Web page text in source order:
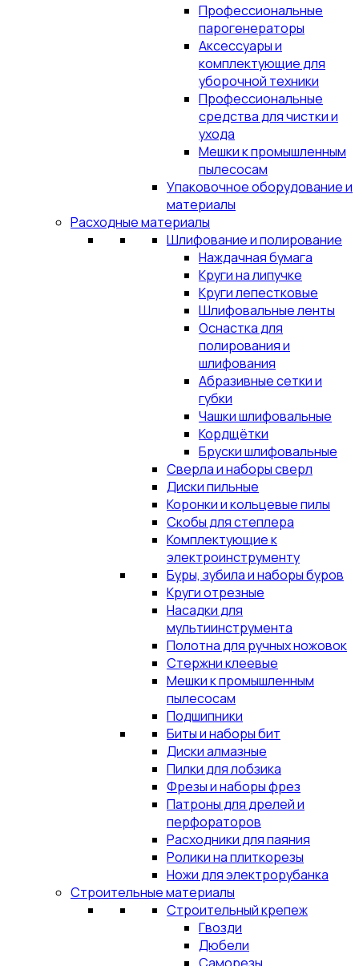
Профессиональные
парогенераторы
Аксессуары и
комплектующие для
уборочной техники
Профессиональные
средства для чистки и
ухода
Мешки к промышленным
пылесосам
Упаковочное оборудование и
материалы
Расходные материалы
Шлифование и полирование
Наждачная бумага
Круги на липучке
Круги лепестковые
Шлифовальные ленты
Оснастка для
полирования и
шлифования
Абразивные сетки и
губки
Чашки шлифовальные
Кордщётки
Бруски шлифовальные
Сверла и наборы сверл
Диски пильные
Коронки и кольцевые пилы
Скобы для степлера
Комплектующие к
электроинструменту
Буры, зубила и наборы буров
Круги отрезные
Насадки для
мультиинструмента
Полотна для ручных ножовок
Стержни клеевые
Мешки к промышленным
пылесосам
Подшипники
Биты и наборы бит
Диски алмазные
Пилки для лобзика
Фрезы и наборы фрез
Патроны для дрелей и
перфораторов
Расходники для паяния
Ролики на плиткорезы
Ножи для электрорубанка
Строительные материалы
Строительный крепеж
Гвозди
Дюбели